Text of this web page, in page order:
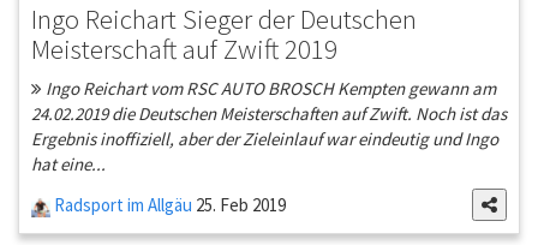
Ingo Reichart Sieger der Deutschen
Meisterschaft auf Zwift 2019
Ingo Reichart vom RSC AUTO BROSCH Kempten gewann am
24.02.2019 die Deutschen Meisterschaften auf Zwift. Noch ist das
Ergebnis inoffiziell, aber der Zieleinlauf war eindeutig und Ingo
hat eine...
Radsport im Allgäu 25. Feb 2019